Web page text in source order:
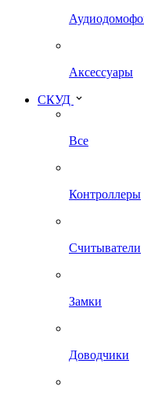
Аксессуары
СКУД
Все
Контроллеры
Считыватели
Замки
Доводчики